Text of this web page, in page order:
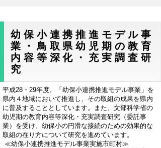
幼保小連携推進モデル事
業・鳥取県幼児期の教育
内容等深化・充実調査研
究
平成28・29年度、「幼保小連携推進モデル事業」を
県内４地域において推進し、その取組の成果を県内
に普及することとしています。また、文部科学省の
幼児期の教育内容等深化・充実調査研究（委託事
業）を受け、幼保小の円滑な接続のための効果的な
取組の在り方について研究を進めています。
≪幼保小連携推進モデル事業実施市町村≫